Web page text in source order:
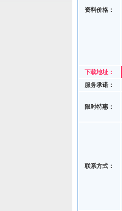
资料价格：
下载地址：
服务承诺：
限时特惠：
联系方式：